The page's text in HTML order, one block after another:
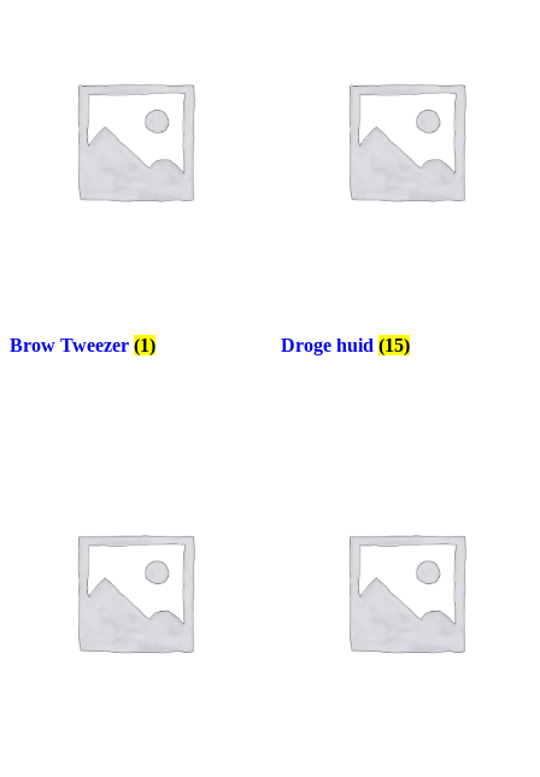
Brow Tweezer (1) Droge huid (15)